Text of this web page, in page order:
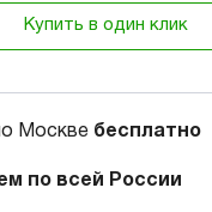
Купить в один клик
Москве бесплатно
по всей России